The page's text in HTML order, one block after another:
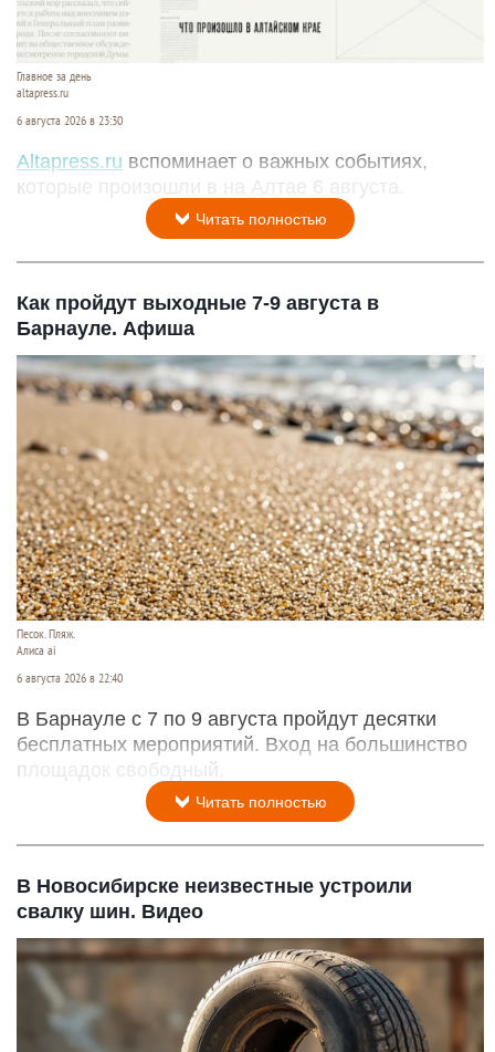
Главное за день
altapress.ru
6 августа 2026 в 23:30
Altapress.ru вспоминает о важных событиях,
которые произошли в на Алтае 6 августа.
Читать полностью
Как пройдут выходные 7-9 августа в
Барнауле. Афиша
Песок. Пляж.
Алиса ai
6 августа 2026 в 22:40
В Барнауле с 7 по 9 августа пройдут десятки
бесплатных мероприятий. Вход на большинство
площадок свободный.
Читать полностью
В Новосибирске неизвестные устроили
свалку шин. Видео